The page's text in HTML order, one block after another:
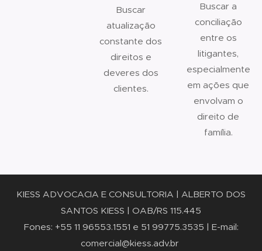
Buscar
atualização
constante dos
direitos e
deveres dos
clientes.
Buscar a
conciliação
entre os
litigantes,
especialmente
em ações que
envolvam o
direito de
família.
KIESS ADVOCACIA E CONSULTORIA | ALBERTO DOS
SANTOS KIESS | OAB/RS 115.445
Fones: +55 11 96553.1551 e 51 99775.3535 | E-mail:
comercial@kiess.adv.br